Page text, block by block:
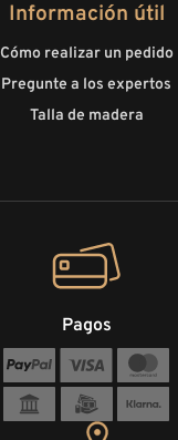
Información útil
Cómo realizar un pedido
Pregunte a los expertos
Talla de madera
Pagos